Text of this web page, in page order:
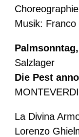
Musik: Franco
Salzlager
Die Pest
La Divina
Lorenzo